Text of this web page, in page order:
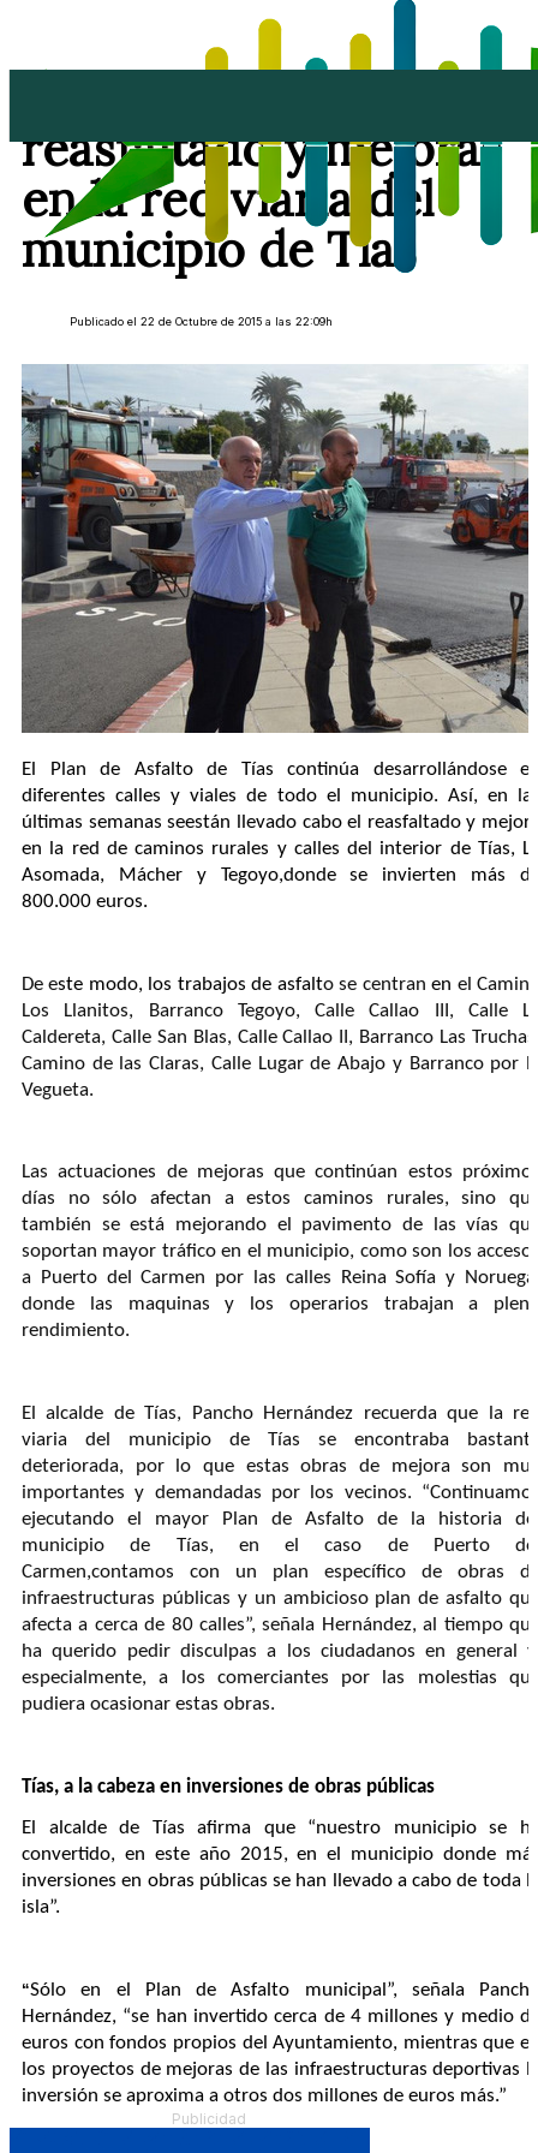
reasfaltado y mejoras
en la red viaria del
municipio de Tías
Publicado el 22 de Octubre de 2015 a las 22:09h
El Plan de Asfalto de Tías continúa desarroll ándose
diferentes calles y viales de todo el municipio. Así, en
últimas semanas seestán llevadocabo el reasfaltado y
en la red de caminos rurales y calles del interior deTías,
Asomada, Mácher y Tegoyo,donde se invierten más
800.000 euros.
De este modo, los trabajos de asfalto se centranen el
Los Llanitos, Barranco Tegoyo, Calle Callao III, Calle
Caldereta, Calle San Blas, Calle Callao II, Barranco Las
Camino de las Claras, Calle Lugar de Abajo y Barranco por
Vegueta.
Las actuaciones de mejorasque continúan estos
días no sólo afectan a estos caminos rurales, sino
también seestá mejorando el pavimento de lasvías q
soportan mayor tráfico en el municipio, como son los
a Puerto del Carmen por las calles Reina Sofía y
donde las maquinas y los operarios trabajana
rendimiento.
El alcalde de Tías, Pancho Hernández recuerda que
la
viaria del municipio de Tías se encontraba
deteriorada, por lo que estas obras de mejora son
importantes y demandadas por los vecinos. “
ejecutando el mayor Plan de Asfalto de la historia
municipio de Tías, en el caso de
Puerto
Carmen,contamos con un plan específico de obras
infraestructuras públicas y un ambicioso plan de asfalto
afecta a cerca de 80 calles”, señala Hernández, al tiempo
ha querido pedir disculpas a los ciudadanos en general
especialmente, a los comerciantes por las molestias
pudiera ocasionar estas obras.
Tías, a la cabeza en inversiones de obras públicas
E l alcalde de Tías afirma que “nuestro municipiose
convertido, en este año 2015, en el municipio donde
inversiones en obras públicas se han llevado a cabo de toda
isla”.
“Sólo en el Plan de Asfalto municipal”, señala
Hernández, “se han invertido cerca de 4 millones y medio
euros con fondos propios delAyuntamiento, mientras que
los proyectos de mejoras de las infraestructurasdeportivas
inversión se aproxima a otros dos millones de euros más.”
Publicidad